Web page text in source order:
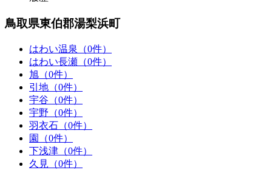
鳥取県東伯郡湯梨浜町
はわい温泉（0件）
はわい長瀬（0件）
旭（0件）
引地（0件）
宇谷（0件）
宇野（0件）
羽衣石（0件）
園（0件）
下浅津（0件）
久見（0件）